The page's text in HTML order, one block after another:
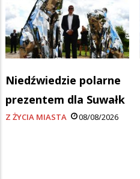
Niedźwiedzie polarne
prezentem dla Suwałk
Z ŻYCIA MIASTA 08/08/2026